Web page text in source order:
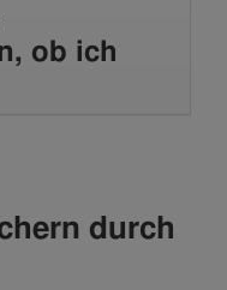
ob ich
durch